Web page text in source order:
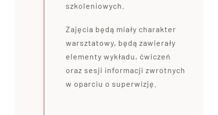
szkoleniowych.
Zajęcia będą miały charakter
warsztatowy, będą zawierały
elementy wykładu, ćwiczeń
oraz sesji informacji zwrotnych
w oparciu o superwizję.